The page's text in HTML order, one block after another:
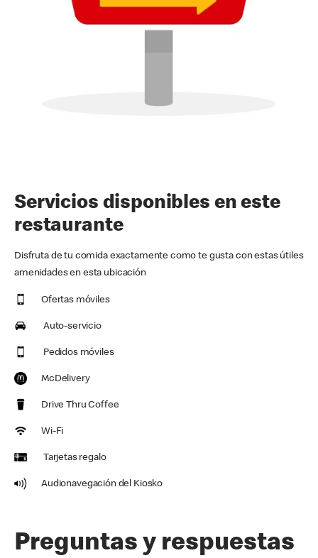
Servicios disponibles en este
restaurante
Disfruta de tu comida exactamente como te gusta con estas útiles
amenidades en esta ubicación
Ofertas móviles
Auto-servicio
Pedidos móviles
McDelivery
Drive Thru Coffee
Wi-Fi
Tarjetas regalo
Audionavegación del Kiosko
Preguntas y respuestas